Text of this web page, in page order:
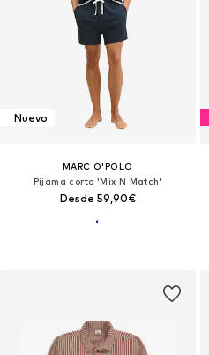
Nuevo
MARC O'POLO
Pijama corto 'Mix N Match'
Desde 59,90€